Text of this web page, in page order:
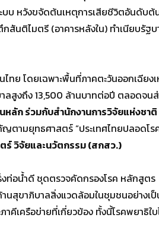
บบ หวังขจัดต้นเหตุการเสียชีวิตอันดับ
นติไมตรี (อาคารหลังใน) ทำเนียบรัฐบ
ย โดยเฉพาะพื้นที่ภาคตะวันออกเฉียง
าลสูงถึง 13,500 ล้านบาทต่อปี ตลอดจน
ลัก ร่วมกับสำนักงานการวิจัยแห่งชา
ตามยุทธศาสตร์ “ประเทศไทยปลอดโ
ร์ วิจัยและนวัตกรรม (สกสว.)
ท่อน้ำดี ชุดตรวจคัดกรองโรค หลักสูตร
สุขาภิบาลสิ่งแวดล้อมในชุมชนอย่างเป็
คีเครือข่ายที่เกี่ยวข้อง ทั้งนี้โรคพยาธิใ